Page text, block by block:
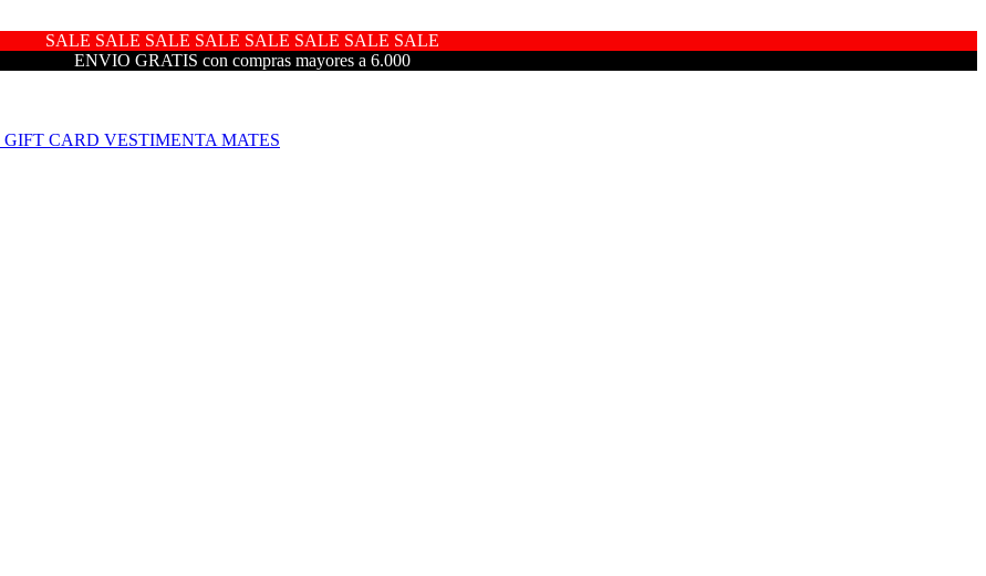
SALE SALE SALE SALE SALE SALE SALE SALE
ENVIO GRATIS con compras mayores a 6.000
GIFT CARD VESTIMENTA MATES